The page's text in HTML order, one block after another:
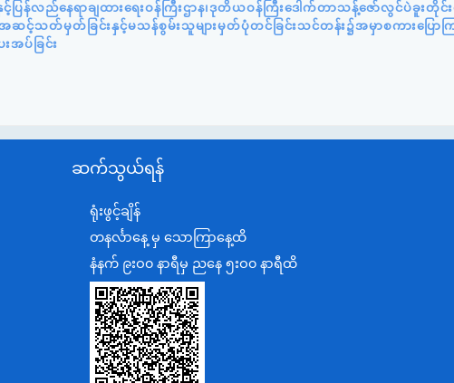
န်လည်နေရာချထားရေးဝန်ကြီးဌာန၊ဒုတိယဝန်ကြီးဒေါက်တာသန့်ဇော်လွင်ပဲခူးတိုင်
သတ်မှတ်ခြင်းနှင့်မသန်စွမ်းသူများမှတ်ပုံတင်ခြင်းသင်တန်း၌အမှာစကားပြောက
အပ်ခြင်း
ဆက်သွယ်ရန်
ရုံးဖွင့်ချိန်
တနင်္လာနေ့ မှ သောကြာနေ့ထိ
နံနက် ၉းဝ၀ နာရီမှ ညနေ ၅းဝ၀ နာရီထိ